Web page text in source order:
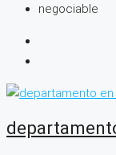
negociable